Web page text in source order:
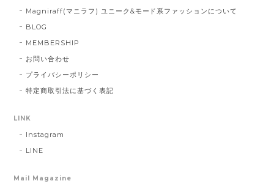
Magniraff(マニラフ) ユニーク&モード系ファッションについて
BLOG
MEMBERSHIP
お問い合わせ
プライバシーポリシー
特定商取引法に基づく表記
LINK
Instagram
LINE
Mail Magazine